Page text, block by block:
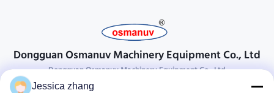
Dongguan Osmanuv Machinery Equipment Co., Ltd
Dongguan Osmanuv Machinery Equipment Co., Ltd
Jessica zhang